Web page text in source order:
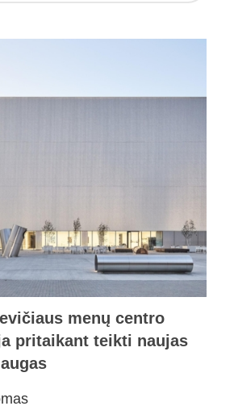
menų centro
pritaikant teikti naujas